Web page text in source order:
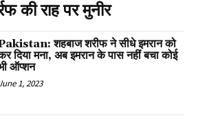
की राह पर मुनीर
शहबाज शरीफ ने सीधे इमरान को
दिया मना, अब इमरान के पास नहीं बचा कोई
ऑप्शन
1, 2023